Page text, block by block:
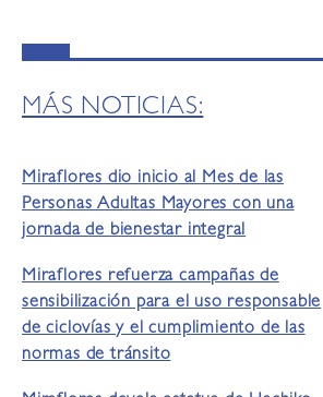
MÁS NOTICIAS:
Miraflores dio inicio al Mes de las
Personas Adultas Mayores con una
jornada de bienestar integral
Miraflores refuerza campañas de
sensibilización para el uso responsable
de ciclovías y el cumplimiento de las
normas de tránsito